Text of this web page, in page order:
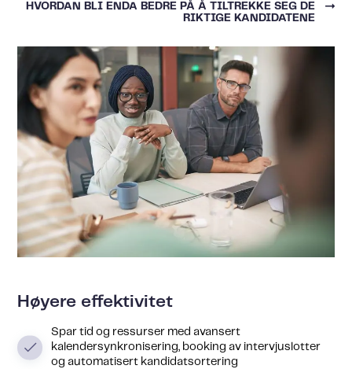
HVORDAN BLI ENDA BEDRE PÅ Å TILTREKKE SEG DE
RIKTIGE KANDIDATENE
Høyere effektivitet
Spar tid og ressurser med avansert
kalendersynkronisering, booking av intervjuslotter
og automatisert kandidatsortering